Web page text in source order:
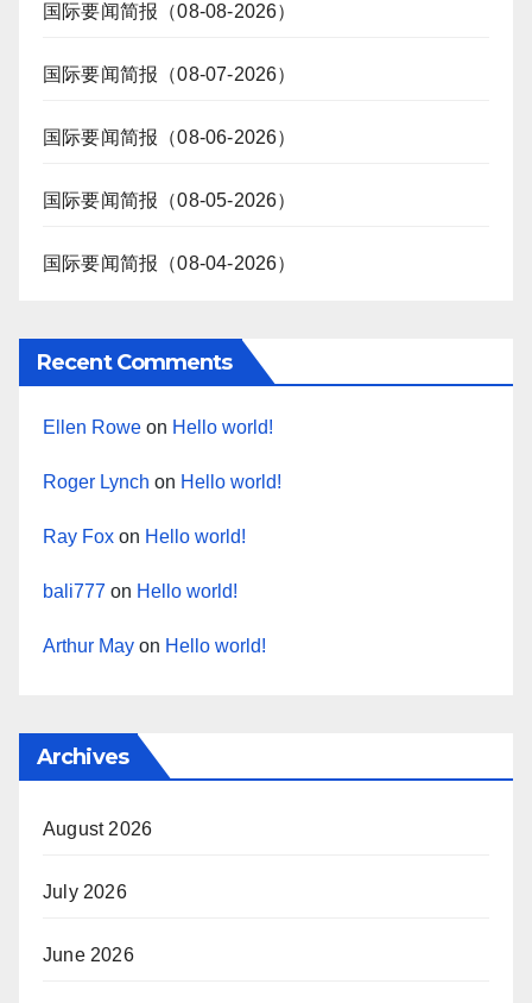
国际要闻简报（08-08-2026）
国际要闻简报（08-07-2026）
国际要闻简报（08-06-2026）
国际要闻简报（08-05-2026）
国际要闻简报（08-04-2026）
Recent Comments
Ellen Rowe on Hello world!
Roger Lynch on Hello world!
Ray Fox on Hello world!
bali777 on Hello world!
Arthur May on Hello world!
Archives
August 2026
July 2026
June 2026